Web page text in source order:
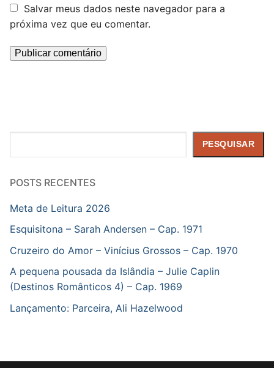
Salvar meus dados neste navegador para a
próxima vez que eu comentar.
PESQUISAR
POSTS RECENTES
Meta de Leitura 2026
Esquisitona – Sarah Andersen – Cap. 1971
Cruzeiro do Amor – Vinícius Grossos – Cap. 1970
A pequena pousada da Islândia – Julie Caplin
(Destinos Românticos 4) – Cap. 1969
Lançamento: Parceira, Ali Hazelwood